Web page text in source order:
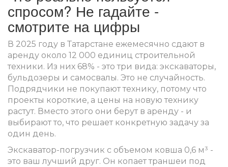
спросом? Не гадайте -
смотрите на цифры
В 2025 году в Татарстане ежемесячно сдают в
аренду около 12 000 единиц строительной
техники. Из них 68% - это три вида: экскаваторы,
бульдозеры и самосвалы. Это не случайность.
Подрядчики не покупают технику, потому что
проекты короткие, а цены на новую технику
растут. Вместо этого они берут в аренду - и
выбирают то, что решает конкретную задачу за
один день.
Экскаватор-погрузчик с объемом ковша 0,6 м³ -
это ваш лучший друг. Он копает траншеи под